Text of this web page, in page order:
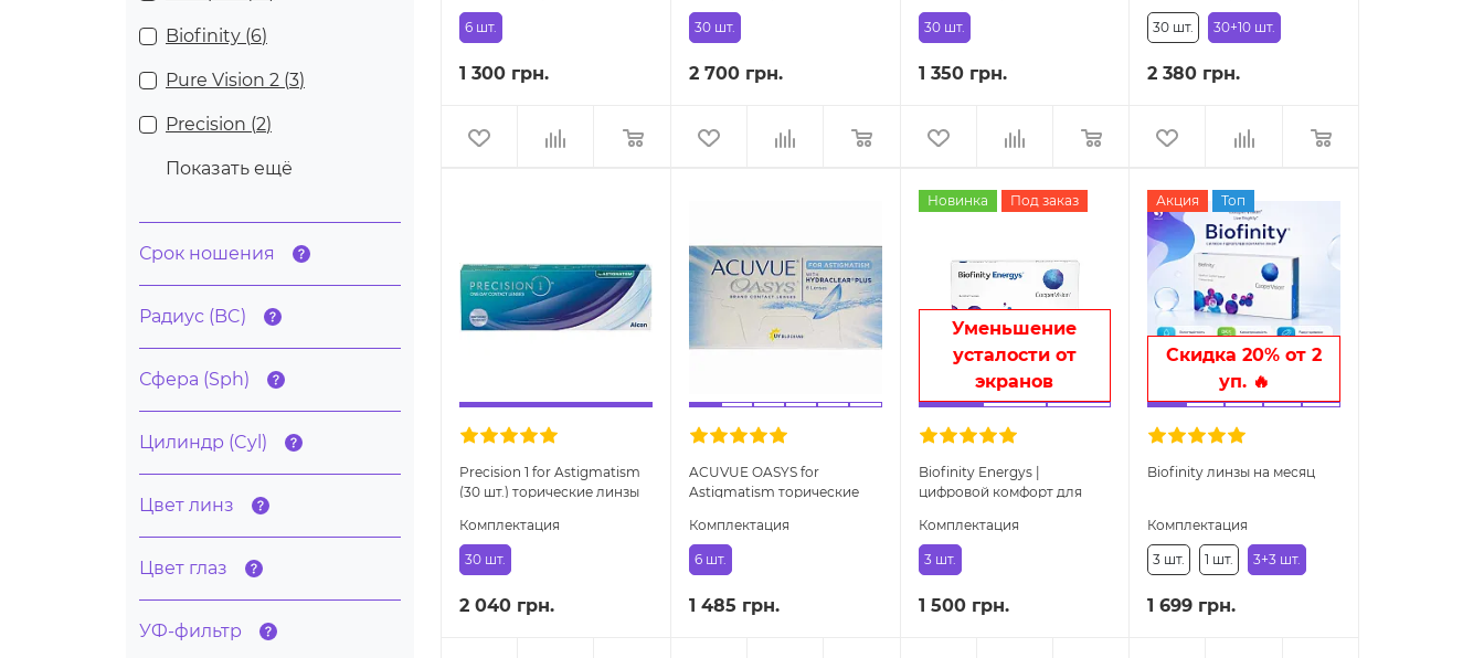
Biofinity (6)
Pure Vision 2 (3)
Precision (2)
Показать ещё
Срок ношения
Радиус (BC)
Сфера (Sph)
Цилиндр (Cyl)
Цвет линз
Цвет глаз
УФ-фильтр
6 шт.
1 300 грн.
контактные линзы
30 шт.
2 700 грн.
30 шт.
1 350 грн.
30 шт. 30+10 шт.
2 380 грн.
Precision 1 for Astigmatism
(30 шт.) торические линзы
Комплектация
30 шт.
2 040 грн.
ACUVUE OASYS for
Astigmatism торические
Комплектация
6 шт.
1 485 грн.
Новинка Под заказ
Уменьшение
усталости от
экранов
Biofinity Energys |
цифровой комфорт для
Комплектация
3 шт.
1 500 грн.
Акция Топ
Скидка 20% от 2
уп. 🔥
Biofinity линзы на месяц
Комплектация
3 шт. 1 шт. 3+3 шт.
1 699 грн.